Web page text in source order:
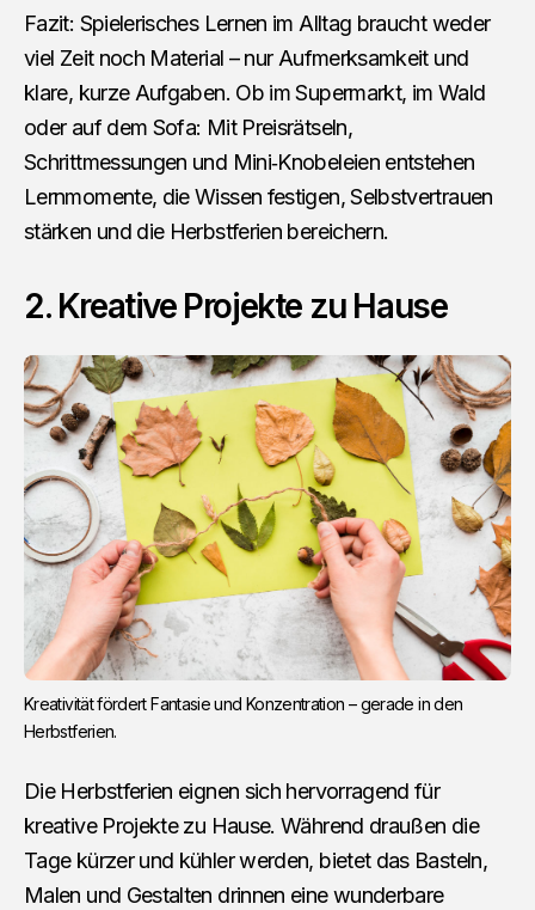
Fazit: Spielerisches Lernen im Alltag braucht weder
viel Zeit noch Material – nur Aufmerksamkeit und
klare, kurze Aufgaben. Ob im Supermarkt, im Wald
oder auf dem Sofa: Mit Preisrätseln,
Schrittmessungen und Mini‑Knobeleien entstehen
Lernmomente, die Wissen festigen, Selbstvertrauen
stärken und die Herbstferien bereichern.
2. Kreative Projekte zu Hause
Kreativität fördert Fantasie und Konzentration – gerade in den
Herbstferien.
Die Herbstferien eignen sich hervorragend für
kreative Projekte zu Hause. Während draußen die
Tage kürzer und kühler werden, bietet das Basteln,
Malen und Gestalten drinnen eine wunderbare